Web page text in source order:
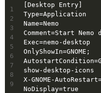
1
2
3
4
5
6
7
8
9
[Desktop Entry]
Type=Application
Name=Nemo
Comment=Start
Exec=nemo-desktop
OnlyShowIn=GNOME;
show-desktop-icons
X-GNOME-
NoDisplay=true